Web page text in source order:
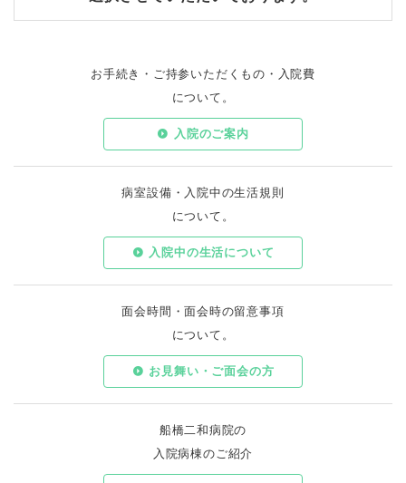
お手続き・ご持参いただくもの・入院費
について。
入院のご案内
病室設備・入院中の生活規則
について。
入院中の生活について
面会時間・面会時の留意事項
について。
お見舞い・ご面会の方
船橋二和病院の
入院病棟のご紹介